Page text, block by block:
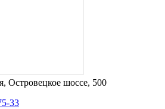
Островецкое шоссе, 500
33